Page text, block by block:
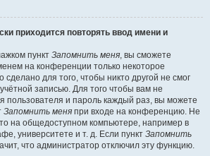
приходится повторять ввод имени и
пункт Запомнить меня, вы сможете
на конференции только некоторое
сделано для того, чтобы никто другой не смог
записью. Для того чтобы вам не
пользователя и пароль каждый раз, вы можете
Запомнить меня при входе на конференцию. Не
на общедоступном компьютере, например в
университете и т. д. Если пункт Запомнить
что администратор отключил эту функцию.